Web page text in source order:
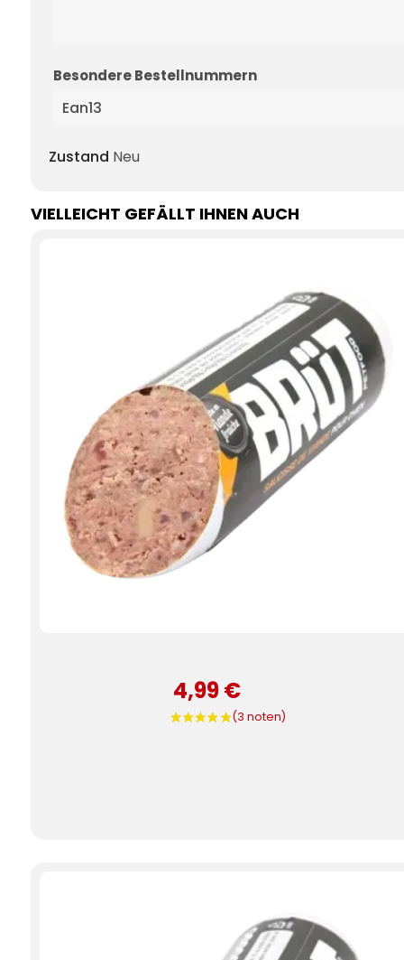
Besondere Bestellnummern
Ean13
Zustand Neu
VIELLEICHT GEFÄLLT IHNEN AUCH
4,99 €